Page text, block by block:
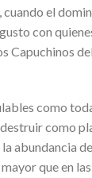
el
con
Capuchinos
como
como
abundancia
que en